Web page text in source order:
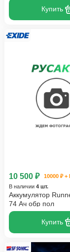
Купить
10 500 ₽
10000 ₽ +
В наличии 4 шт.
Аккумулятор
74 Ач обр пол
Купить